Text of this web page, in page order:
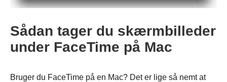
Sådan tager du skærmbilleder
under FaceTime på Mac
Bruger du FaceTime på en Mac? Det er lige så nemt at